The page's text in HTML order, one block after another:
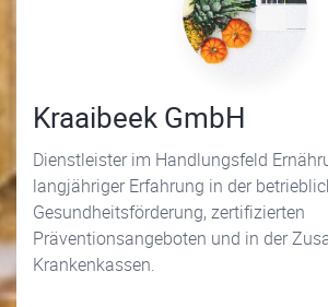
Kraaibeek GmbH
Dienstleister im Handlungsfeld
langjähriger Erfahrung in der
Gesundheitsförderung, zertifizierten
Präventionsangeboten und in der
Krankenkassen.